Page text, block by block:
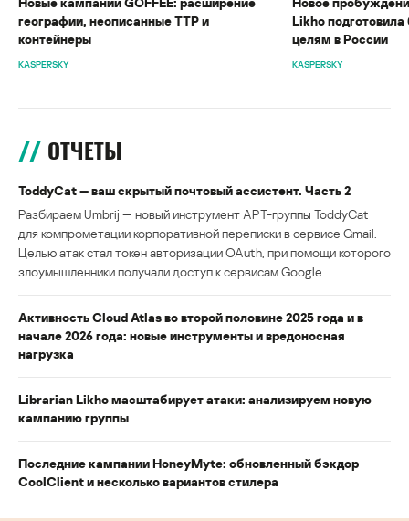
географии, неописанные TTP и
контейнеры
KASPERSKY
Likho
целям в России
KASPERSKY
ОТЧЕТЫ
ToddyCat — ваш скрытый почтовый ассистент. Часть 2
Разбираем Umbrij — новый инструмент APT-группы ToddyCat
для компрометации корпоративной переписки в сервисе Gmail.
Целью атак стал токен авторизации OAuth, при помощи которого
злоумышленники получали доступ к сервисам Google.
Активность Cloud Atlas во второй половине 2025 года и в
начале 2026 года: новые инструменты и вредоносная
нагрузка
Librarian Likho масштабирует атаки: анализируем новую
кампанию группы
Последние кампании HoneyMyte: обновленный бэкдор
CoolClient и несколько вариантов стилера